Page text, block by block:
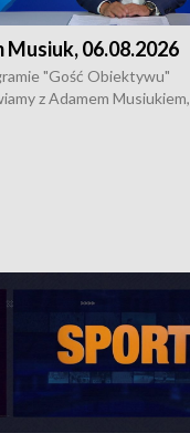
Musiuk, 06.08.2026
"Gość Obiektywu"
z Adamem Musiukiem,